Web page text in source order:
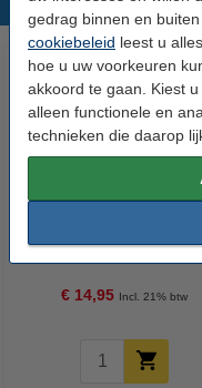
gedrag binnen en
cookiebeleid leest u
hoe u uw voorkeuren
akkoord te gaan. Kiest
alleen functionele en
technieken die daarop
123accu Xtreme Power
Penlite AA batterij 24
€ 14,95 Incl. 21% btw